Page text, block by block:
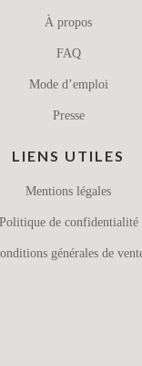
À propos
FAQ
Mode d’emploi
Presse
LIENS UTILES
Mentions légales
Politique de confidentialité
générales de